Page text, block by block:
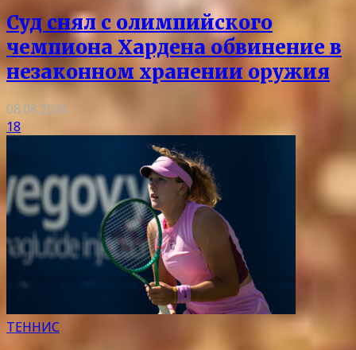
Суд снял с олимпийского
чемпиона Хардена обвинение в
незаконном хранении оружия
08.08.2026
18
ТЕННИС